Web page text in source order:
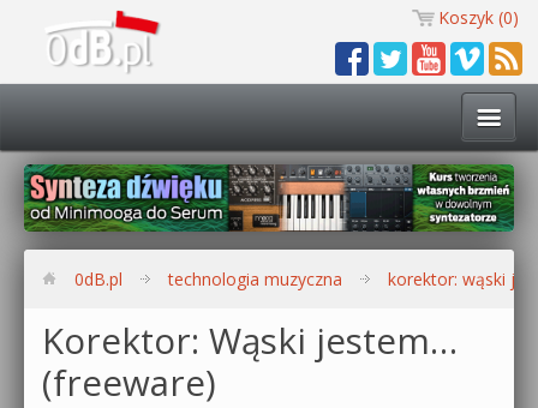
Koszyk (0)
Technologia muzyczna
Kursy i warsztaty
Zobacz wszystkie kursy i warsztaty
0dB.pl technologia muzyczna korektor: wąski
Korektor: Wąski jestem…
(freeware)